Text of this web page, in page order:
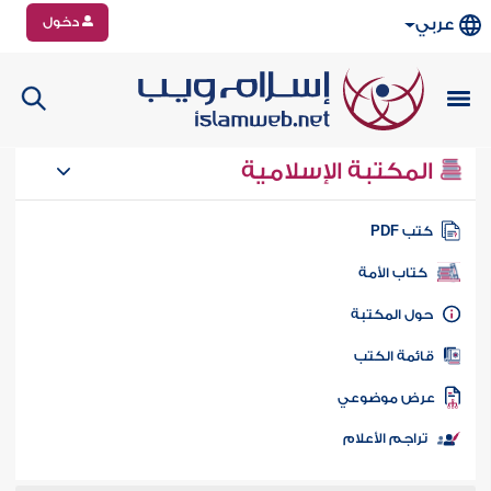
عربي دخول
المكتبة الإسلامية
كتب PDF
كتاب الأمة
المكتبة
الكتب
موضوعي